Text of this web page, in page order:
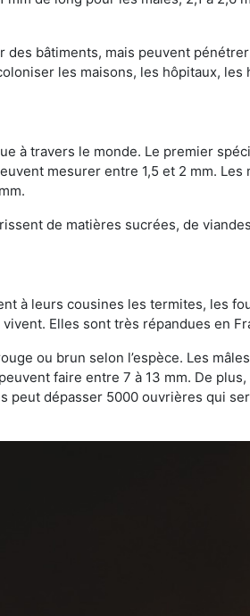
bâtiments, mais peuvent
les maisons, les hôpitaux,
à travers le monde. Le premier
mesurer entre 1,5 et 2 mm.
de matières sucrées, de
à leurs cousines les termites, les
Elles sont très répandues en
ou brun selon l’espèce. Les
faire entre 7 à 13 mm. De
dépasser 5000 ouvrières qui